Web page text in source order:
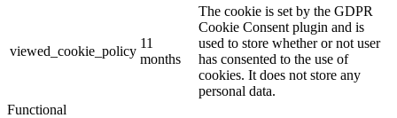
viewed_cookie_policy
11
months
The cookie is set by the GDPR
Cookie Consent plugin and is
used to store whether or not user
has consented to the use of
cookies. It does not store any
personal data.
Functional